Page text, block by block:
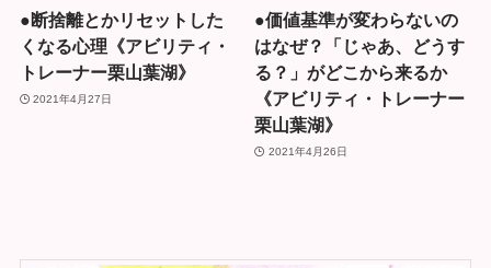
●断捨離とかリセットした
くなる心理《アビリティ・
トレーナー栗山葉湖》
2021年4月27日
●価値基準が変わらないの
はなぜ？「じゃあ、どうす
る？」がどこから来るか
《アビリティ・トレーナー
栗山葉湖》
2021年4月26日